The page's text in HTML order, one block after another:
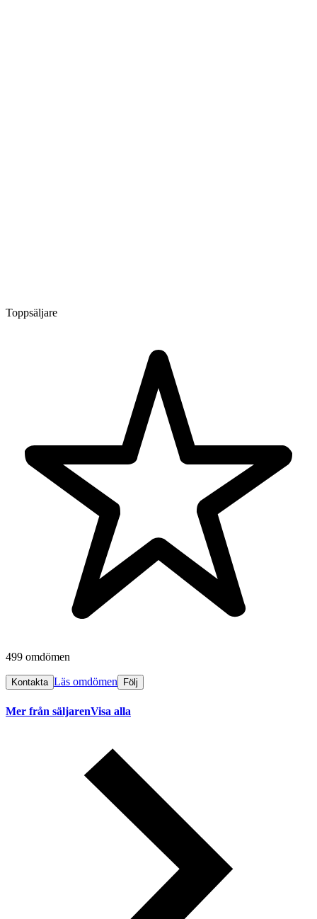
Toppsäljare
499 omdömen
Kontakta Läs omdömen Följ
Mer från säljarenVisa alla